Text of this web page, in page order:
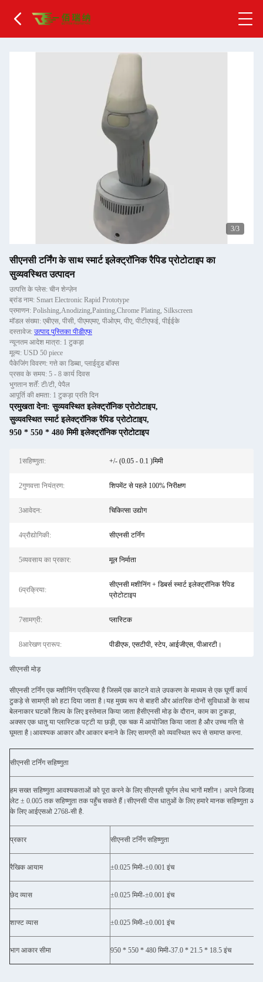
1/3
सीएनसी टर्निंग के साथ स्मार्ट इलेक्ट्रॉनिक रैपिड प्रोटोटाइप का
सुव्यवस्थित उत्पादन
उत्पत्ति के प्लेस: चीन शेन्ज़ेन
ब्रांड नाम: Smart Electronic Rapid Prototype
प्रमाणन: Polishing,Anodizing,Painting,Chrome Plating, Silkscreen
मॉडल संख्या: एबीएस, पीसी, पीएमएमए, पीओएम, पीए, पीटीएफई, पीईईके
दस्तावेज: उत्पाद पुस्तिका पीडीएफ
न्यूनतम आदेश मात्रा: 1 टुकड़ा
मूल्य: USD 50 piece
पैकेजिंग विवरण: गत्ते का डिब्बा, प्लाईवुड बॉक्स
प्रसव के समय: 5 - 8 कार्य दिवस
भुगतान शर्तें: टी/टी, पेपैल
आपूर्ति की क्षमता: 1 टुकड़ा प्रति दिन
प्रमुखता देना:सुव्यवस्थित इलेक्ट्रॉनिक प्रोटोटाइप,
सुव्यवस्थित स्मार्ट इलेक्ट्रॉनिक रैपिड प्रोटोटाइप,
950 * 550 * 480 मिमी इलेक्ट्रॉनिक प्रोटोटाइप
1सहिष्णुता: +/- (0.05 - 0.1 )मिमी
2गुणवत्ता नियंत्रण: शिपमेंट से पहले 100% निरीक्षण
3आवेदन: चिकित्सा उद्योग
4प्रौद्योगिकी: सीएनसी टर्निंग
5व्यवसाय का प्रकार: मूल निर्माता
6प्रक्रिया:
सीएनसी मशीनिंग + डिबर्स स्मार्ट इलेक्ट्रॉनिक रैपिड
प्रोटोटाइप
7सामग्री: प्लास्टिक
8आरेखण प्रारूप: पीडीएफ, एसटीपी, स्टेप, आईजीएस, पीआरटी।
सीएनसी मोड़
सीएनसी टर्निंग एक मशीनिंग प्रक्रिया है जिसमें एक काटने वाले उपकरण के माध्यम से एक घूर्णी कार्य
टुकड़े से सामग्री को हटा दिया जाता है।यह मुख्य रूप से बाहरी और आंतरिक दोनों सुविधाओं के साथ
बेलनाकार घटकों शिल्प के लिए इस्तेमाल किया जाता हैसीएनसी मोड़ के दौरान, काम का टुकड़ा,
अक्सर एक धातु या प्लास्टिक पट्टी या छड़ी, एक चक में आयोजित किया जाता है और उच्च गति से
घूमता है।आवश्यक आकार और आकार बनाने के लिए सामग्री को व्यवस्थित रूप से समाप्त करना.
सीएनसी टर्निंग सहिष्णुता
हम सख्त सहिष्णुता आवश्यकताओं को पूरा करने के लिए सीएनसी घूर्णन लेथ भागों मशीन। अपने डिजाइन
लेट ± 0.005 तक सहिष्णुता तक पहुँच सकते हैं।सीएनसी पीस धातुओं के लिए हमारे मानक सहिष्णुता
के लिए आईएसओ 2768-सी है.
प्रकार सीएनसी टर्निंग सहिष्णुता
रैखिक आयाम ±0.025 मिमी-±0.001 इंच
छेद व्यास ±0.025 मिमी-±0.001 इंच
शाफ्ट व्यास ±0.025 मिमी-±0.001 इंच
भाग आकार सीमा 950 * 550 * 480 मिमी-37.0 * 21.5 * 18.5 इंच